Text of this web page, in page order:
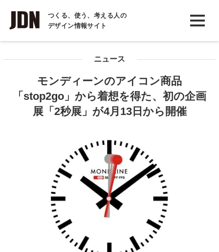
つくる、使う、考える人の
デザイン情報サイト
INTERVIEW
インタビュー
COLUMN
コラム
ニュース
モンディーンのアイコン商品
「stop2go」から着想を得た、初の企画
展「2秒展」が4月13日から開催